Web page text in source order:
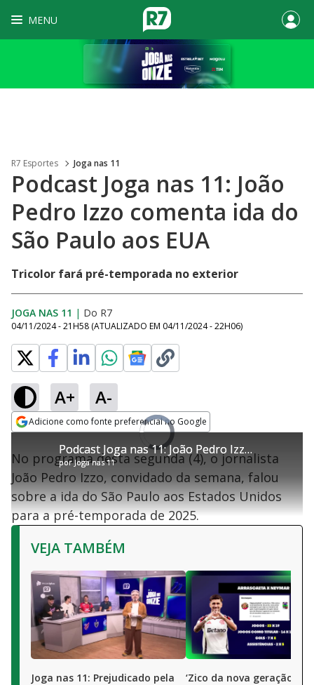
MENU
R7 Esportes Joga nas 11
Podcast Joga nas 11: João
Pedro Izzo comenta ida do
São Paulo aos EUA
Tricolor fará pré-temporada no exterior
JOGA NAS 11 | Do R7
04/11/2024 - 21H58 (ATUALIZADO EM 04/11/2024 - 22H06)
A+ A-
Adicione como fonte preferencial no Google
Video
Player
is
loading. Podcast Joga nas 11: João Pedro Izzo comenta ida do São Paulo aos EUA
porJoga nas 11
Podcast Joga nas 11: João Pedro Izzo comenta ida do São Paulo aos EUA
porJoga nas 11
Ativar
Loaded
0%
No programa desta segunda (4), o jornalista
João Pedro Izzo, convidado da semana, falou
sobre a ida do São Paulo aos Estados Unidos
para a pré-temporada de 2025.
VEJA TAMBÉM
Joga nas 11: Prejudicado pela
‘Zico da nova geração’?